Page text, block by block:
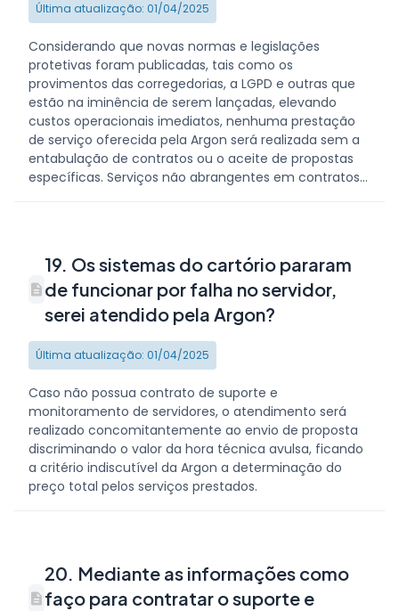
Última atualização: 01/04/2025
Considerando que novas normas e legislações
protetivas foram publicadas, tais como os
provimentos das corregedorias, a LGPD e outras que
estão na iminência de serem lançadas, elevando
custos operacionais imediatos, nenhuma prestação
de serviço oferecida pela Argon será realizada sem a
entabulação de contratos ou o aceite de propostas
específicas. Serviços não abrangentes em contratos...
19. Os sistemas do cartório pararam
de funcionar por falha no servidor,
serei atendido pela Argon?
Última atualização: 01/04/2025
Caso não possua contrato de suporte e
monitoramento de servidores, o atendimento será
realizado concomitantemente ao envio de proposta
discriminando o valor da hora técnica avulsa, ficando
a critério indiscutível da Argon a determinação do
preço total pelos serviços prestados.
20. Mediante as informações como
faço para contratar o suporte e